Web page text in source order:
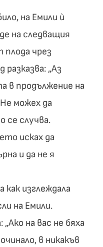
на Емили ѝ
на следващия
плода чрез
разказва: „Аз
в продължение на
Не можех да
се случва.
исках да
и да не я
изглеждала
на Емили.
на вас не бяха
в никакъв